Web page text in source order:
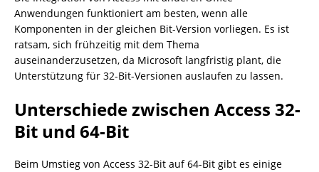
Anwendungen funktioniert am besten, wenn alle
Komponenten in der gleichen Bit-Version vorliegen. Es ist
ratsam, sich frühzeitig mit dem Thema
auseinanderzusetzen, da Microsoft langfristig plant, die
Unterstützung für 32-Bit-Versionen auslaufen zu lassen.
Unterschiede zwischen Access 32-
Bit und 64-Bit
Beim Umstieg von Access 32-Bit auf 64-Bit gibt es einige